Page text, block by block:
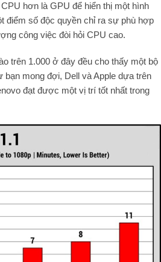
hơn là GPU để hiển thị một hình
điểm số độc quyền chỉ ra sự phù hợp
công việc đòi hỏi CPU cao.
trên 1.000 ở đây đều cho thấy một bộ
mong đợi, Dell và Apple dựa trên
đạt được một vị trí tốt nhất trong